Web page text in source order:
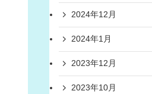
2024年12月
2024年1月
2023年12月
2023年10月